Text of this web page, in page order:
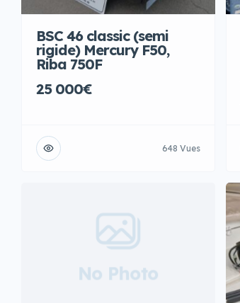
BSC 46 classic (semi
rigide) Mercury F50,
Riba 750F
25 000€
648 Vues
No Photo